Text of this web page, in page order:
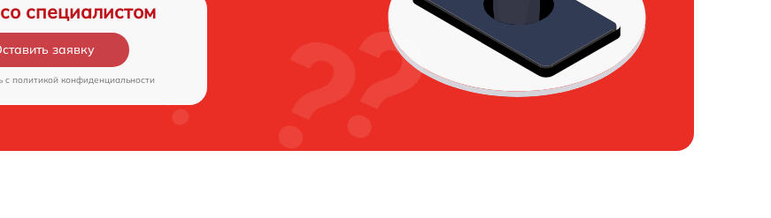
специалистом
заявку
c политикой конфиденциальности